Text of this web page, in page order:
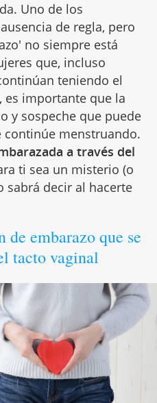
Uno de los
de regla, pero
no siempre está
que, incluso
teniendo el
es importante que la
y sospeche que puede
continúe menstruando.
a través del
ti sea un misterio (o
sabrá decir al hacerte
de embarazo que se
tacto vaginal